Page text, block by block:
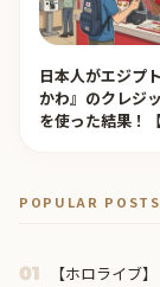
日本人がエジプ
かわ』のクレジ
を使った結果！
POPULAR POSTS
01 【ホロライブ